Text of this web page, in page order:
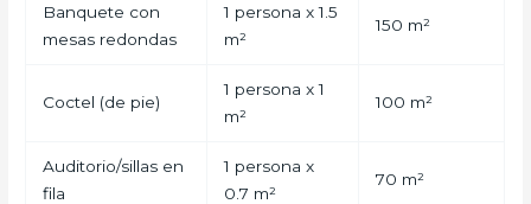
Banquete con
mesas redondas
1 persona x 1.5
m²
150 m²
Coctel (de pie)
1 persona x 1
m²
100 m²
Auditorio/sillas en
fila
1 persona x
0.7 m²
70 m²